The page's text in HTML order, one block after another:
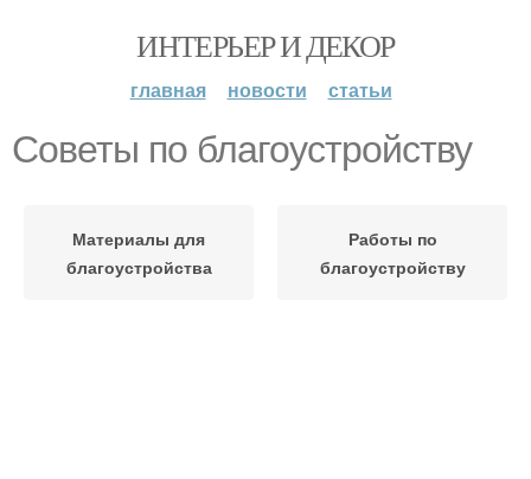
ИНТЕРЬЕР И ДЕКОР
главная новости статьи
Советы по благоустройству
Материалы для
благоустройства
Работы по
благоустройству